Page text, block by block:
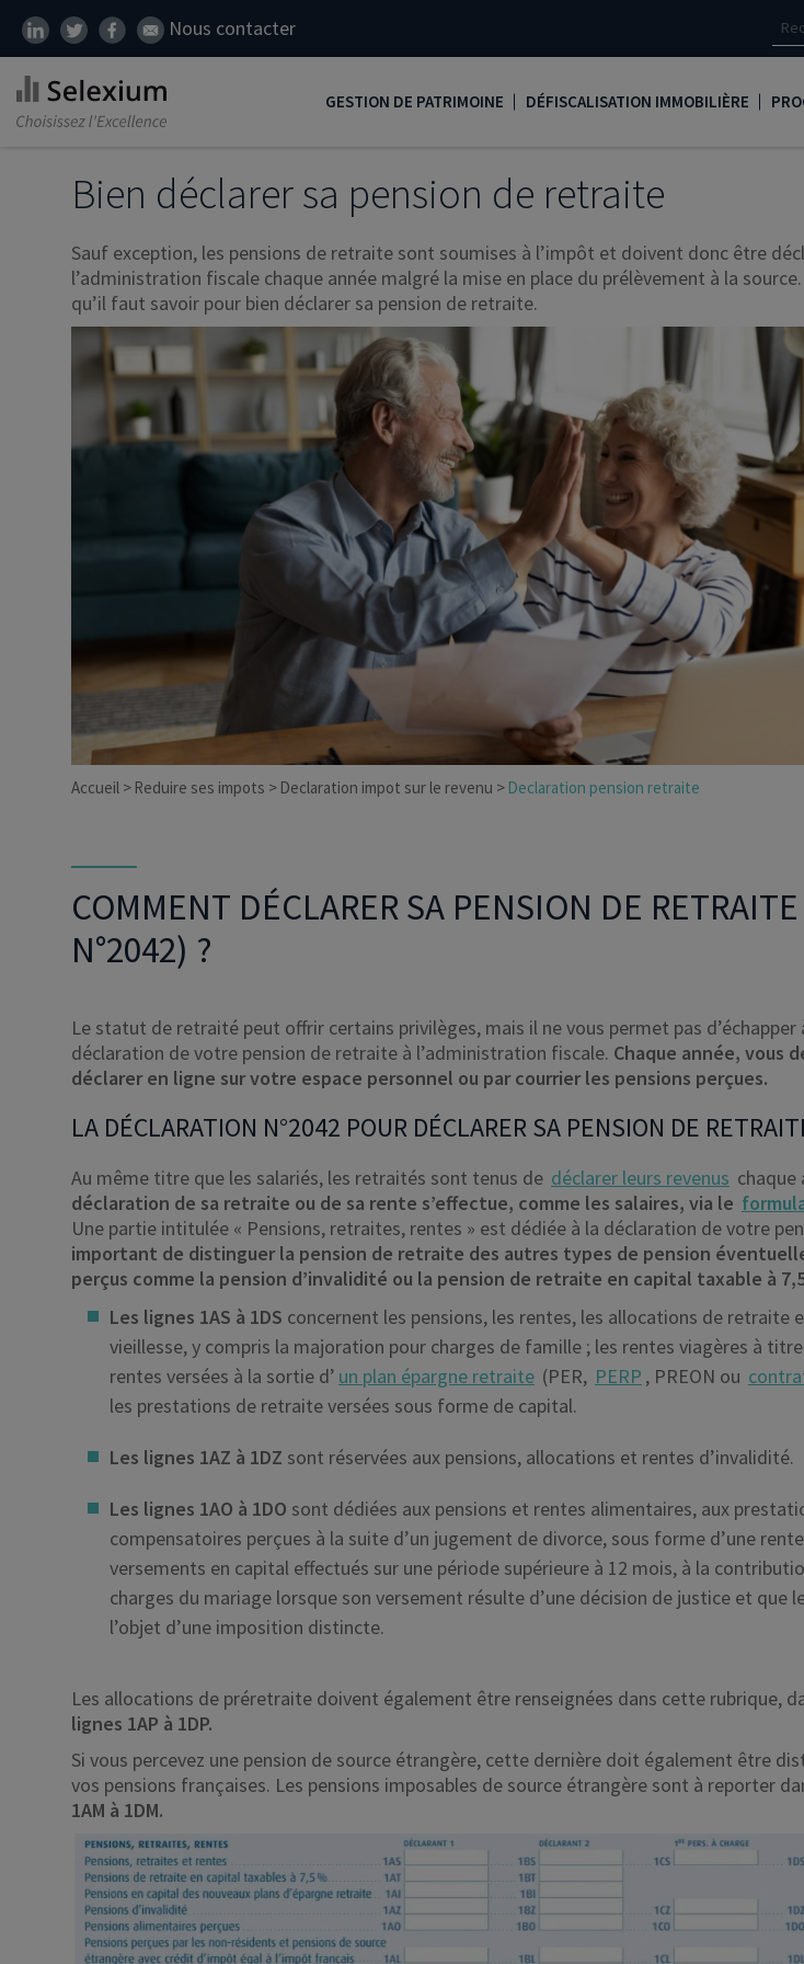
Nous contacter
GESTION DE PATRIMOINE
Réduire ses impôts
Préparer sa retraite
Transmission de patrimoine
Protéger ses proches
Comment placer son argent
Défiscalisation
Dirigeant d’entreprise
Conseils fiscalité d’entreprise
DÉFISCALISATION IMMOBILIÈRE
Dispositif Jeanbrun
LMNP
Loi Girardin
Loi Malraux
Loi Cosse
Nue propriété
Déficit foncier
Loi Pinel
Anciens dispositifs
Investissement locatif
Bien déclarer sa pension de retraite
Sauf exception, les pensions de retraite sont soumises à l’impôt et doivent donc être
l’administration fiscale chaque année malgré la mise en place du prélèvement à la
qu’il faut savoir pour bien déclarer sa pension de retraite.
Accueil Reduire ses impots Declaration impot sur le revenu Declaration pension retraite
COMMENT DÉCLARER SA PENSION DE
N°2042) ?
Le statut de retraité peut offrir certains privilèges, mais il ne vous permet pas d’échapper
déclaration de votre pension de retraite à l’administration fiscale. Chaque année, vous
déclarer en ligne sur votre espace personnel ou par courrier les pensions perçues.
LA DÉCLARATION N°2042 POUR DÉCLARER SA PENSION DE
Au même titre que les salariés, les retraités sont tenus de déclarer leurs revenus chaque
déclaration de sa retraite ou de sa rente s’effectue, comme les salaires, via le
Une partie intitulée « Pensions, retraites, rentes » est dédiée à la déclaration de votre
important de distinguer la pension de retraite des autres types de pension
perçus comme la pension d’invalidité ou la pension de retraite en capital taxable à
Les lignes 1AS à 1DS concernent les pensions, les rentes, les allocations de retraite
vieillesse, y compris la majoration pour charges de famille ; les rentes viagères à
rentes versées à la sortie d’ un plan épargne retraite (PER, PERP , PREON ou
les prestations de retraite versées sous forme de capital.
Les lignes 1AZ à 1DZ sont réservées aux pensions, allocations et rentes d’invalidité.
Les lignes 1AO à 1DO sont dédiées aux pensions et rentes alimentaires, aux
compensatoires perçues à la suite d’un jugement de divorce, sous forme d’une
versements en capital effectués sur une période supérieure à 12 mois, à la
charges du mariage lorsque son versement résulte d’une décision de justice et que
l’objet d’une imposition distincte.
Les allocations de préretraite doivent également être renseignées dans cette rubrique,
lignes 1AP à 1DP.
Si vous percevez une pension de source étrangère, cette dernière doit également être
vos pensions françaises. Les pensions imposables de source étrangère sont à reporter
1AM à 1DM.